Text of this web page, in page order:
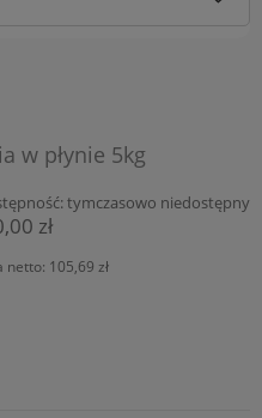
w płynie 5kg
tymczasowo niedostępny
zł
netto: 105,69 zł